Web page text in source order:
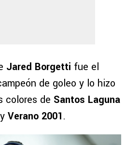
Jared Borgetti fue el
de goleo y lo hizo
colores de Santos Laguna
y Verano 2001.